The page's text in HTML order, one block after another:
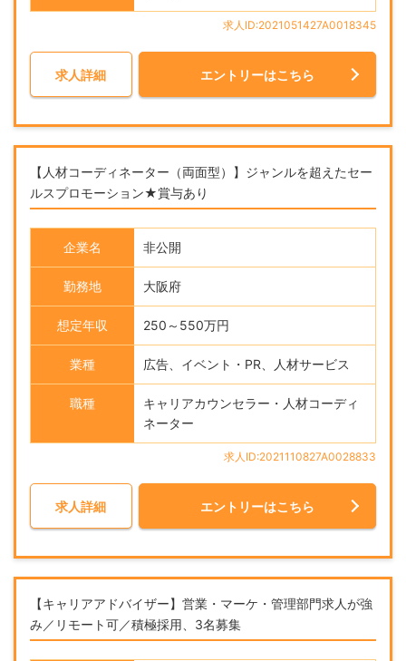
求人ID:2021051427A0018345
求人詳細 エントリーはこちら
【人材コーディネーター（両面型）】ジャンルを超えたセー
ルスプロモーション★賞与あり
企業名 非公開
勤務地 大阪府
想定年収 250～550万円
業種 広告、イベント・PR、人材サービス
職種
キャリアカウンセラー・人材コーディ
ネーター
求人ID:2021110827A0028833
求人詳細 エントリーはこちら
【キャリアアドバイザー】営業・マーケ・管理部門求人が強
み／リモート可／積極採用、3名募集